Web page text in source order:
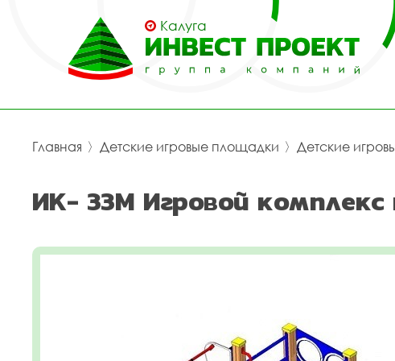
Калуга
Главная 〉 Детские игровые площадки 〉 Детские
ИК- 33М Игровой комплекс